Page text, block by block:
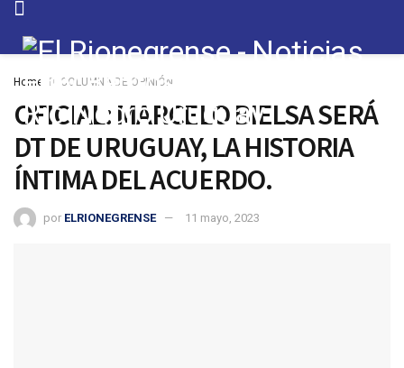
Home COLUMNA DE OPINIÓN
OFICIAL: MARCELO BIELSA SERÁ
DT DE URUGUAY, LA HISTORIA
ÍNTIMA DEL ACUERDO.
por ELRIONEGRENSE 11 mayo, 2023